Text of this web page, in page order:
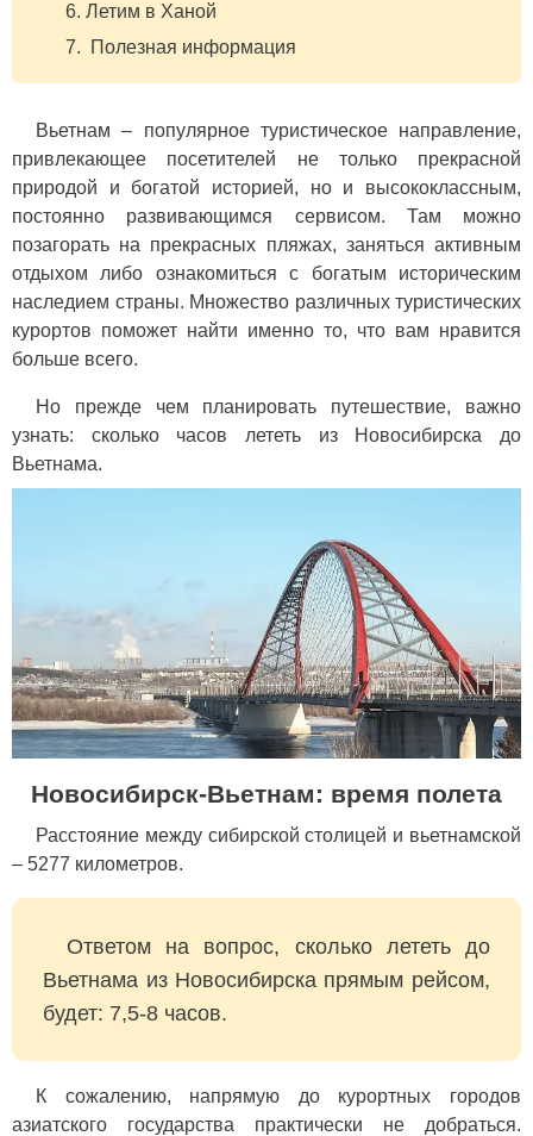
Летим в Ханой
Полезная информация
Вьетнам – популярное туристическое направление,
привлекающее посетителей не только прекрасной
природой и богатой историей, но и высококлассным,
постоянно развивающимся сервисом. Там можно
позагорать на прекрасных пляжах, заняться активным
отдыхом либо ознакомиться с богатым историческим
наследием страны. Множество различных туристических
курортов поможет найти именно то, что вам нравится
больше всего.
Но прежде чем планировать путешествие, важно
узнать: сколько часов лететь из Новосибирска до
Вьетнама.
Новосибирск-Вьетнам: время полета
Расстояние между сибирской столицей и вьетнамской
– 5277 километров.
Ответом на вопрос, сколько лететь до
Вьетнама из Новосибирска прямым рейсом,
будет: 7,5-8 часов.
К сожалению, напрямую до курортных городов
азиатского государства практически не добраться.